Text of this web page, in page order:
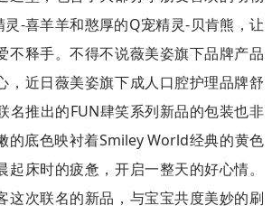
-喜羊羊和憨厚的Q宠精灵-贝肯熊，让
不释手。不得不说薇美姿旗下品牌产品
，近日薇美姿旗下成人口腔护理品牌舒
名推出的FUN肆笑系列新品的包装也非
的底色映衬着Smiley World经典的黄色
起床时的疲惫，开启一整天的好心情。
这次联名的新品，与宝宝共度美妙的刷